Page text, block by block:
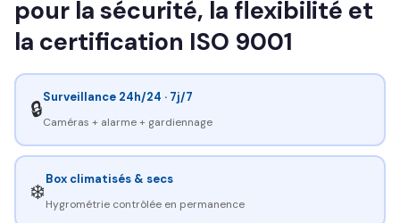
pour la sécurité, la flexibilité et
la certification ISO 9001
🔒Surveillance 24h/24 · 7j/7
Caméras + alarme + gardiennage
❄️Box climatisés & secs
Hygrométrie contrôlée en permanence